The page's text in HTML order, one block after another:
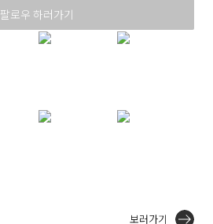
팔로우 하러가기
보러가기